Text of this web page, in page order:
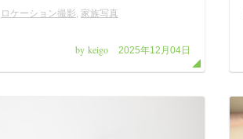
ロケーション撮影, 家族写真
by keigo 2025年12月04日